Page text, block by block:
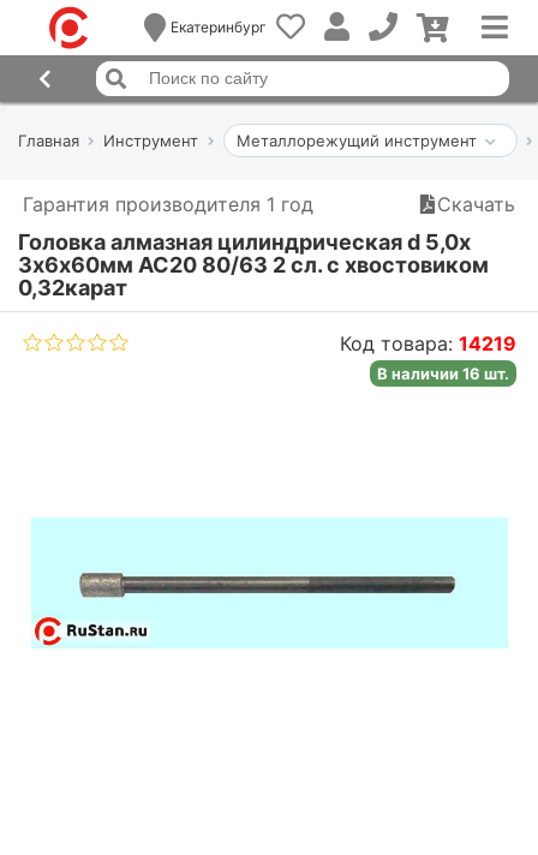
Екатеринбург
Главная Инструмент Металлорежущий инструмент
Гарантия производителя 1 год Скачать
Головка алмазная цилиндрическая d 5,0х
3х6х60мм АС20 80/63 2 сл. с хвостовиком
0,32карат
Код товара:14219
В наличии 16 шт.